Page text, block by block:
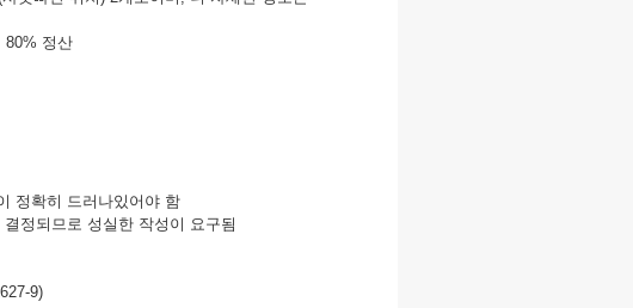
80% 정산
정확히 드러나있어야 함
정되므로 성실한 작성이 요구됨
9)